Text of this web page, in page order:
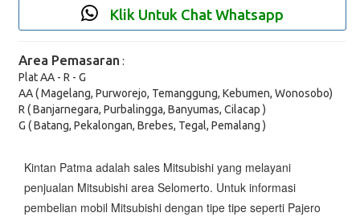
Klik Untuk Chat Whatsapp
Area Pemasaran :
Plat AA - R - G
AA ( Magelang, Purworejo, Temanggung, Kebumen, Wonosobo)
R ( Banjarnegara, Purbalingga, Banyumas, Cilacap )
G ( Batang, Pekalongan, Brebes, Tegal, Pemalang )
Kintan Patma adalah sales Mitsubishi yang melayani
penjualan Mitsubishi area Selomerto. Untuk informasi
pembelian mobil Mitsubishi dengan tipe tipe seperti Pajero